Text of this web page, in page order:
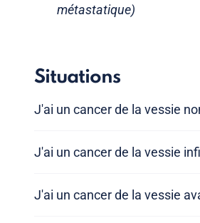
métastatique)
Situations
J'ai un cancer de la vessie
J'ai un cancer de la vessie
J'ai un cancer de la vessie